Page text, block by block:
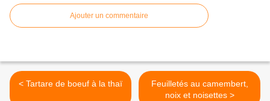
Ajouter un commentaire
< Tartare de boeuf à la thaï
Feuilletés au camembert,
noix et noisettes >